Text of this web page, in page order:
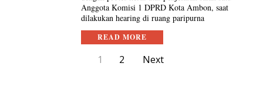
Anggota Komisi 1 DPRD Kota Ambon, saat
dilakukan hearing di ruang paripurna
READ MORE
1 2 Next